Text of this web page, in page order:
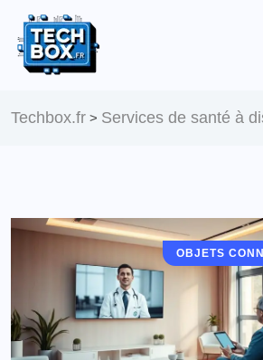
Techbox.fr > Services de santé à
OBJETS